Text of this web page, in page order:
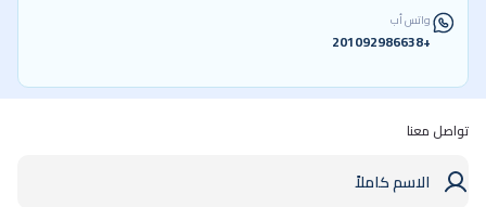
واتس أب
تواصل معنا